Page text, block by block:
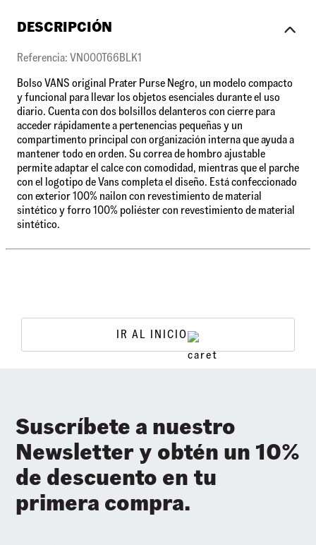
DESCRIPCIÓN
Referencia: VN000T66BLK1
Bolso VANS original Prater Purse Negro, un modelo compacto
y funcional para llevar los objetos esenciales durante el uso
diario. Cuenta con dos bolsillos delanteros con cierre para
acceder rápidamente a pertenencias pequeñas y un
compartimento principal con organización interna que ayuda a
mantener todo en orden. Su correa de hombro ajustable
permite adaptar el calce con comodidad, mientras que el parche
con el logotipo de Vans completa el diseño. Está confeccionado
con exterior 100% nailon con revestimiento de material
sintético y forro 100% poliéster con revestimiento de material
sintético.
IR AL INICIO
Suscríbete a nuestro
Newsletter y obtén un 10%
de descuento en tu
primera compra.